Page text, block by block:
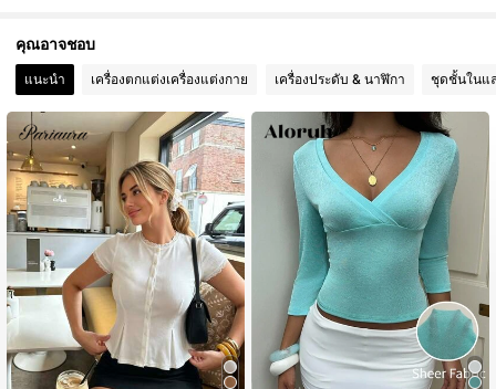
คุณอาจชอบ
แนะนำ เครื่องตกแต่งเครื่องแต่งกาย เครื่องประดับ & นาฬิกา ชุดชั้นในแ